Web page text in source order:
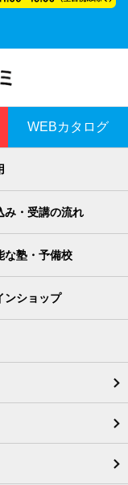
WEBカタログ
み・受講の流れ
な塾・予備校
ンショップ